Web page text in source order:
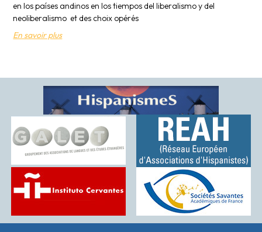
en los países andinos en los tiempos del liberalismo y del
neoliberalismo et des choix opérés
En savoir plus